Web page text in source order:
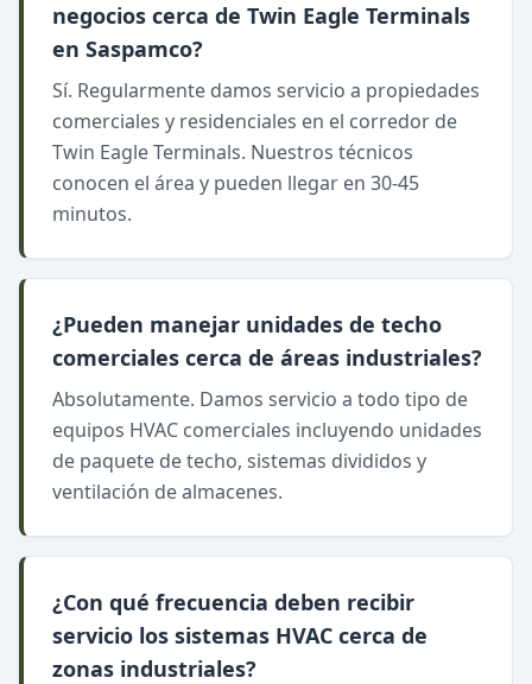
negocios cerca de Twin Eagle Terminals
en Saspamco?
Sí. Regularmente damos servicio a propiedades
comerciales y residenciales en el corredor de
Twin Eagle Terminals. Nuestros técnicos
conocen el área y pueden llegar en 30-45
minutos.
¿Pueden manejar unidades de techo
comerciales cerca de áreas industriales?
Absolutamente. Damos servicio a todo tipo de
equipos HVAC comerciales incluyendo unidades
de paquete de techo, sistemas divididos y
ventilación de almacenes.
¿Con qué frecuencia deben recibir
servicio los sistemas HVAC cerca de
zonas industriales?